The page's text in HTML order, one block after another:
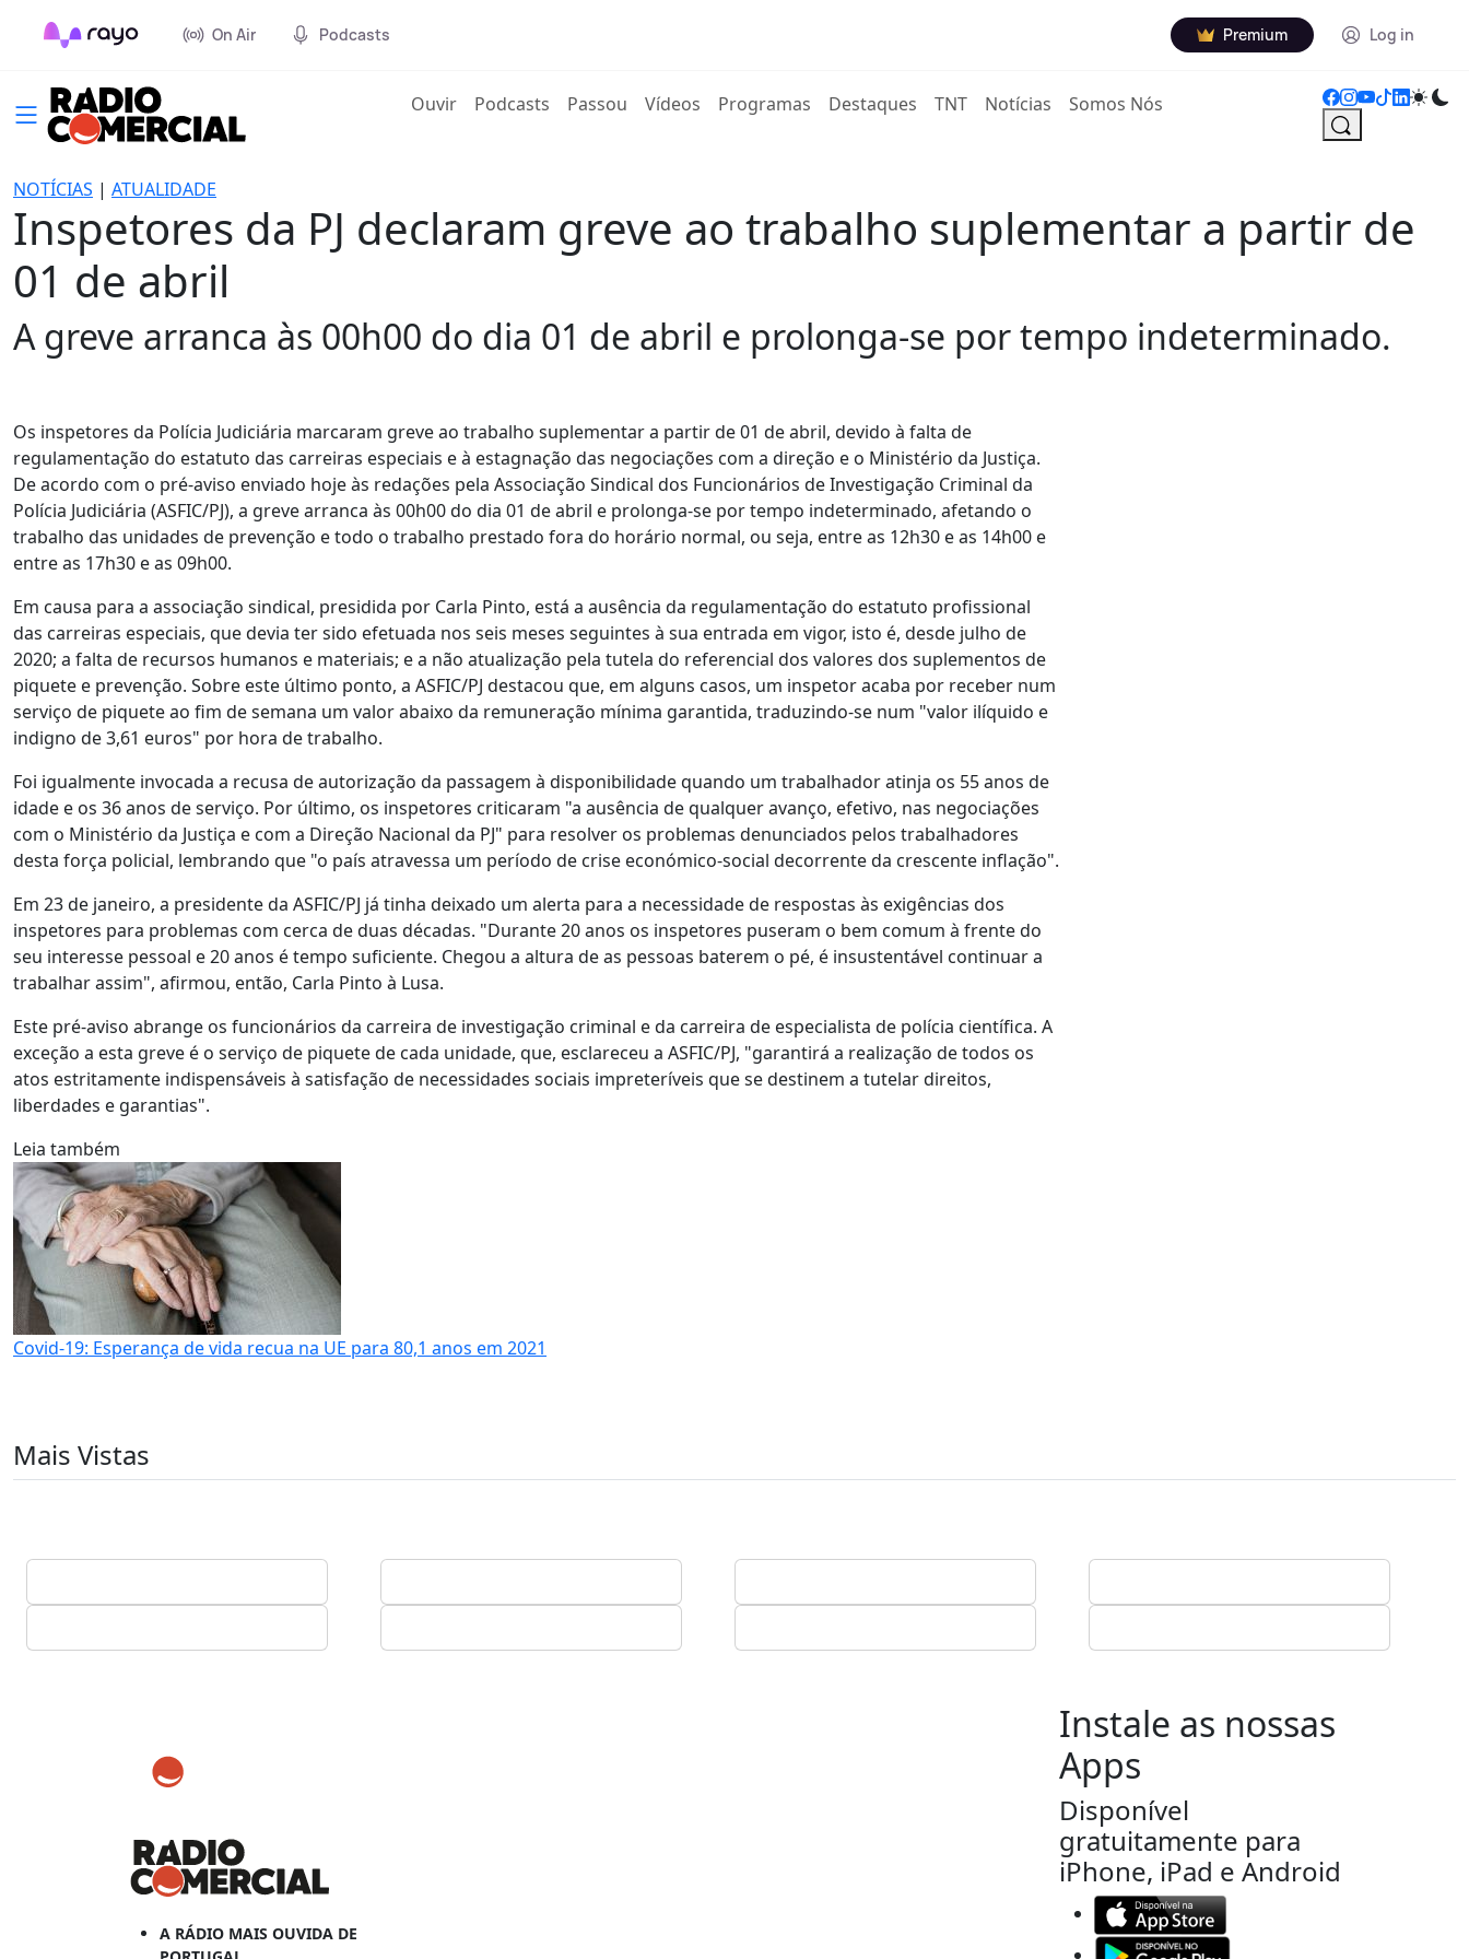
On Air Podcasts Premium Log in
Ouvir(current)
Podcasts Passou Vídeos Programas Destaques TNT Notícias Somos Nós
NOTÍCIAS | ATUALIDADE
Inspetores da PJ declaram greve ao trabalho suplementar a partir de
01 de abril
A greve arranca às 00h00 do dia 01 de abril e prolonga-se por tempo indeterminado.
Os inspetores da Polícia Judiciária marcaram greve ao trabalho suplementar a partir de 01 de abril, devido à falta de
regulamentação do estatuto das carreiras especiais e à estagnação das negociações com a direção e o Ministério da Justiça.
De acordo com o pré-aviso enviado hoje às redações pela Associação Sindical dos Funcionários de Investigação Criminal da
Polícia Judiciária (ASFIC/PJ), a greve arranca às 00h00 do dia 01 de abril e prolonga-se por tempo indeterminado, afetando o
trabalho das unidades de prevenção e todo o trabalho prestado fora do horário normal, ou seja, entre as 12h30 e as 14h00 e
entre as 17h30 e as 09h00.
Em causa para a associação sindical, presidida por Carla Pinto, está a ausência da regulamentação do estatuto profissional
das carreiras especiais, que devia ter sido efetuada nos seis meses seguintes à sua entrada em vigor, isto é, desde julho de
2020; a falta de recursos humanos e materiais; e a não atualização pela tutela do referencial dos valores dos suplementos de
piquete e prevenção. Sobre este último ponto, a ASFIC/PJ destacou que, em alguns casos, um inspetor acaba por receber num
serviço de piquete ao fim de semana um valor abaixo da remuneração mínima garantida, traduzindo-se num "valor ilíquido e
indigno de 3,61 euros" por hora de trabalho.
Foi igualmente invocada a recusa de autorização da passagem à disponibilidade quando um trabalhador atinja os 55 anos de
idade e os 36 anos de serviço. Por último, os inspetores criticaram "a ausência de qualquer avanço, efetivo, nas negociações
com o Ministério da Justiça e com a Direção Nacional da PJ" para resolver os problemas denunciados pelos trabalhadores
desta força policial, lembrando que "o país atravessa um período de crise económico-social decorrente da crescente inflação".
Em 23 de janeiro, a presidente da ASFIC/PJ já tinha deixado um alerta para a necessidade de respostas às exigências dos
inspetores para problemas com cerca de duas décadas. "Durante 20 anos os inspetores puseram o bem comum à frente do
seu interesse pessoal e 20 anos é tempo suficiente. Chegou a altura de as pessoas baterem o pé, é insustentável continuar a
trabalhar assim", afirmou, então, Carla Pinto à Lusa.
Este pré-aviso abrange os funcionários da carreira de investigação criminal e da carreira de especialista de polícia científica. A
exceção a esta greve é o serviço de piquete de cada unidade, que, esclareceu a ASFIC/PJ, "garantirá a realização de todos os
atos estritamente indispensáveis à satisfação de necessidades sociais impreteríveis que se destinem a tutelar direitos,
liberdades e garantias".
Leia também
Covid-19: Esperança de vida recua na UE para 80,1 anos em 2021
Mais Vistas
A RÁDIO MAIS OUVIDA DE
Instale as nossas
Apps
Disponível
gratuitamente para
iPhone, iPad e Android